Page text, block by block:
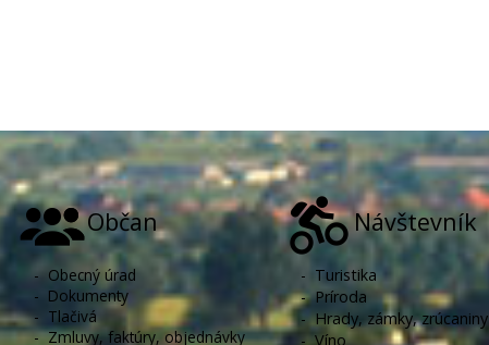
Občan
- Obecný úrad
- Dokumenty
- Tlačivá
-Zmluvy, faktúry, objednávky
Návštevník
- Turistika
-Príroda
-Hrady, zámky, zrúcaniny
- Víno